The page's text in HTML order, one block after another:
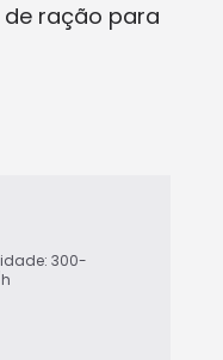
ração para
300-